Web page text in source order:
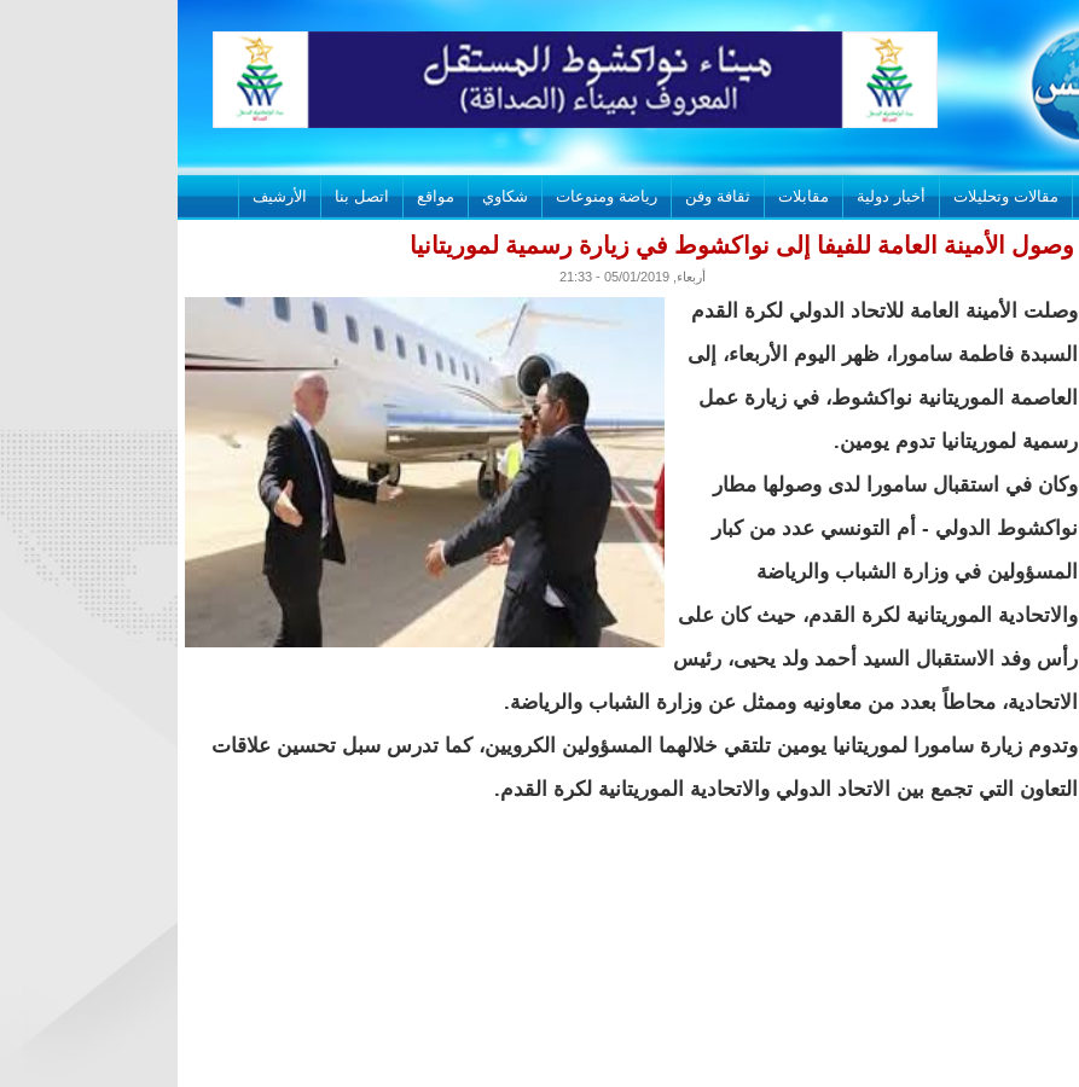
مقالات وتحليلات أخبار دولية مقابلات ثقافة وفن رياضة ومنوعات شكاوي مواقع اتصل بنا الأرشيف
وصول الأمينة العامة للفيفا إلى نواكشوط في زيارة رسمية لموريتانيا
أربعاء, 05/01/2019 - 21:33
وصلت الأمينة العامة للاتحاد الدولي لكرة القدم
السبدة فاطمة سامورا، ظهر اليوم الأربعاء، إلى
العاصمة الموريتانية نواكشوط، في زيارة عمل
رسمية لموريتانيا تدوم يومين.
وكان في استقبال سامورا لدى وصولها مطار
نواكشوط الدولي - أم التونسي عدد من كبار
المسؤولين في وزارة الشباب والرياضة
والاتحادية الموريتانية لكرة القدم، حيث كان على
رأس وفد الاستقبال السيد أحمد ولد يحيى، رئيس
الاتحادية، محاطاً بعدد من معاونيه وممثل عن وزارة الشباب والرياضة.
وتدوم زيارة سامورا لموريتانيا يومين تلتقي خلالهما المسؤولين الكرويين، كما تدرس سبل تحسين علاقات
التعاون التي تجمع بين الاتحاد الدولي والاتحادية الموريتانية لكرة القدم.